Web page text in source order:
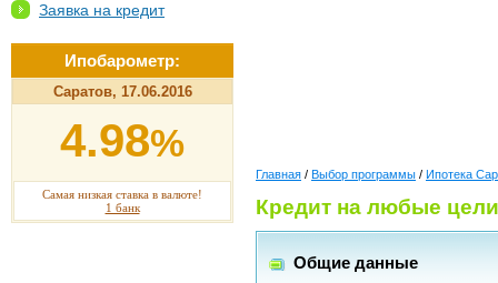
Заявка на кредит
Ипобарометр:
Саратов, 17.06.2016
4.98%
Самая низкая ставка в валюте!
1 банк
Главная / Выбор программы / Ипотека
Кредит на любые
Общие данные